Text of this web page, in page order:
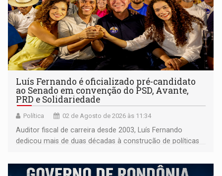
Luís Fernando é oficializado pré-candidato
ao Senado em convenção do PSD, Avante,
PRD e Solidariedade
Política 02 de Agosto de 2026 às 11:34
Auditor fiscal de carreira desde 2003, Luís Fernando
dedicou mais de duas décadas à construção de políticas
da Secretaria de Finanças (Sefin) por mais de sete anos